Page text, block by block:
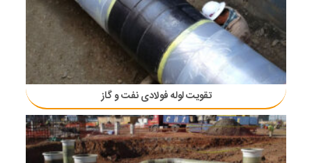
تقویت لوله فولادی نفت و گاز